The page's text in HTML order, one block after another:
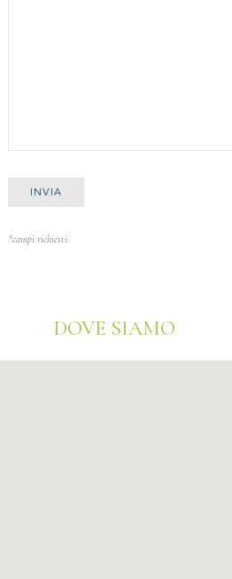
*campi richiesti
DOVE SIAMO